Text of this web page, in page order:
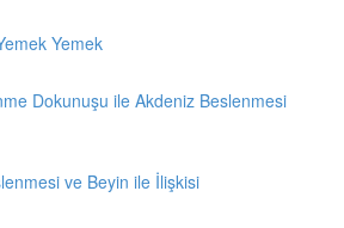
Yemek
Dokunuşu ile Akdeniz Beslenmesi
ve Beyin ile İlişkisi